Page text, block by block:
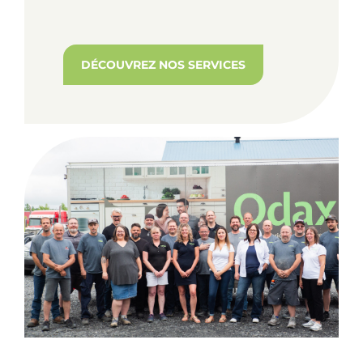
DÉCOUVREZ NOS SERVICES